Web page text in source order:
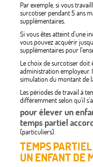
Par exemple, si vous
surcotiser pendant 5 ans
supplémentaires.
Si vous êtes atteint d'une
vous pouvez acquérir
supplémentaires pour
Le choix de surcotiser
administration employeur.
simulation du montant de
Les périodes de travail à
différemment selon qu'il
pour élever un
temps partiel
(particuliers).
TEMPS
UN ENFANT DE